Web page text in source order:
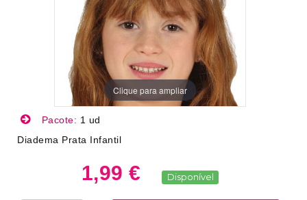
Clique para ampliar
Pacote: 1 ud
Diadema Prata Infantil
1,99 € Disponível